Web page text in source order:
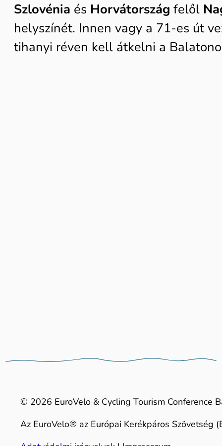
Szlovénia és Horvátország felől
helyszínét. Innen vagy a 71-es út
tihanyi réven kell átkelni a
© 2026 EuroVelo & Cycling Tourism Conference
Az EuroVelo® az Európai Kerékpáros Szövetség